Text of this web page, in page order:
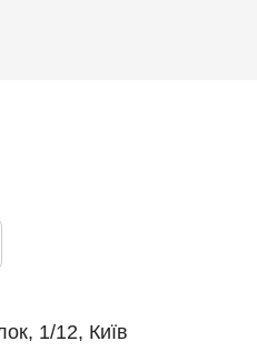
1/12, Київ